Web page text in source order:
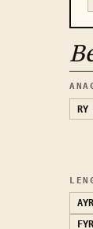
RY
AYR
FYR